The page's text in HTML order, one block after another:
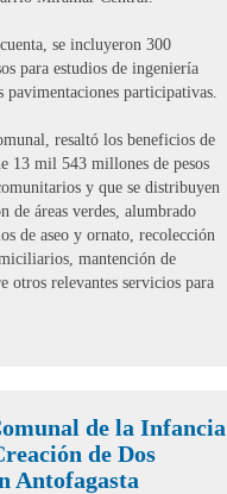
se incluyeron 300
para estudios de ingeniería
pavimentaciones participativas.
resaltó los beneficios de
13 mil 543 millones de pesos
y que se distribuyen
de áreas verdes, alumbrado
de aseo y ornato, recolección
mantención de
otros relevantes servicios para
de la Infancia
de Dos
Antofagasta